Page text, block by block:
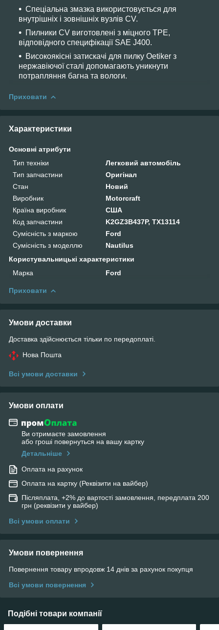
Спеціальна змазка використовується для
внутрішніх і зовнішніх вузлів CV.
Пилники CV виготовлені з міцного TPE,
відповідного специфікації SAE J400.
Високоякісні затискачі для пилку Oetiker з
нержавіючої сталі допомагають уникнути
потрапляння багна та вологи.
Приховати
Характеристики
Основні атрибути
Тип техніки
Легковий автомобіль
Тип запчастини
Оригінал
Стан
Новий
Виробник
Motorcraft
Країна виробник
США
Код запчастини
K2GZ3B437P, TX13114
Сумісність з маркою
Ford
Сумісність з моделлю
Nautilus
Користувальницькі характеристики
Марка
Ford
Приховати
Умови доставки
Доставка здійснюється тільки по передоплаті.
Нова Пошта
Всі умови доставки
Умови оплати
Ви отримаєте замовлення
або гроші повернуться на вашу картку
Детальніше
Оплата на рахунок
Оплата на картку (Реквізити на вайбер)
Післяплата, +2% до вартості замовлення, передплата 200
грн (реквізити у вайбер)
Всі умови оплати
Умови повернення
Повернення товару впродовж 14 днів за рахунок покупця
Всі умови повернення
Подібні товари компанії